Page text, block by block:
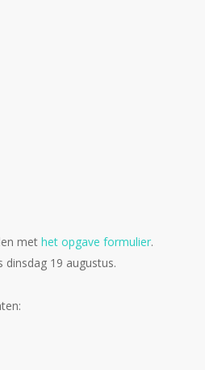
met het opgave formulier.
19 augustus.